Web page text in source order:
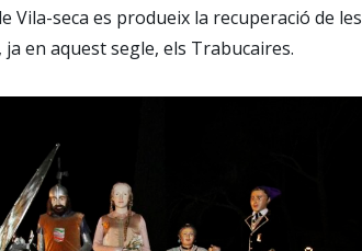
Vila-seca es produeix la recuperació de les
en aquest segle, els Trabucaires.